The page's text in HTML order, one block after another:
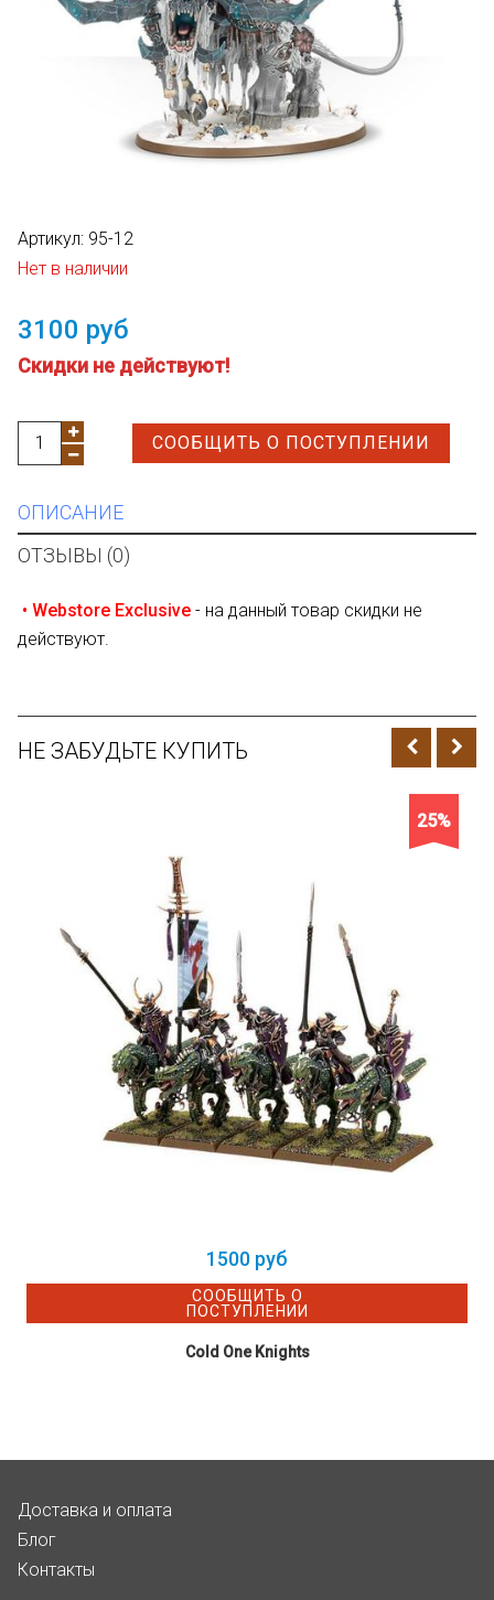
Артикул: 95-12
Нет в наличии
3100 руб
Cкидки не действуют!
СООБЩИТЬ О ПОСТУПЛЕНИИ
ОПИСАНИЕ
ОТЗЫВЫ (0)
• Webstore Exclusive - на данный товар скидки не
действуют.
НЕ ЗАБУДЬТЕ КУПИТЬ
25%
1500 руб
СООБЩИТЬ О
ПОСТУПЛЕНИИ
Cold One Knights
Доставка и оплата
Блог
Контакты